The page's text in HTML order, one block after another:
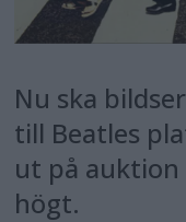
Nu ska
till Beatles
ut på
högt.